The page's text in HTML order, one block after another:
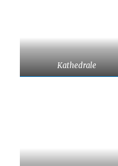
Kathedrale